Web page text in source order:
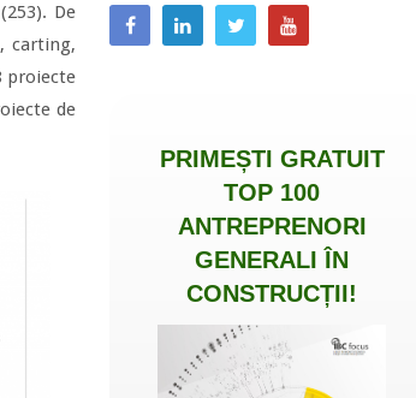
De
carting,
proiecte
de
PRIMEȘTI GRATUIT
TOP 100
ANTREPRENORI
GENERALI ÎN
CONSTRUCȚII!